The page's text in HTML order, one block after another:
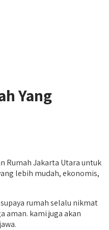
Yang
Rumah Jakarta Utara untuk
lebih mudah, ekonomis,
rumah selalu nikmat
aman. kami juga akan